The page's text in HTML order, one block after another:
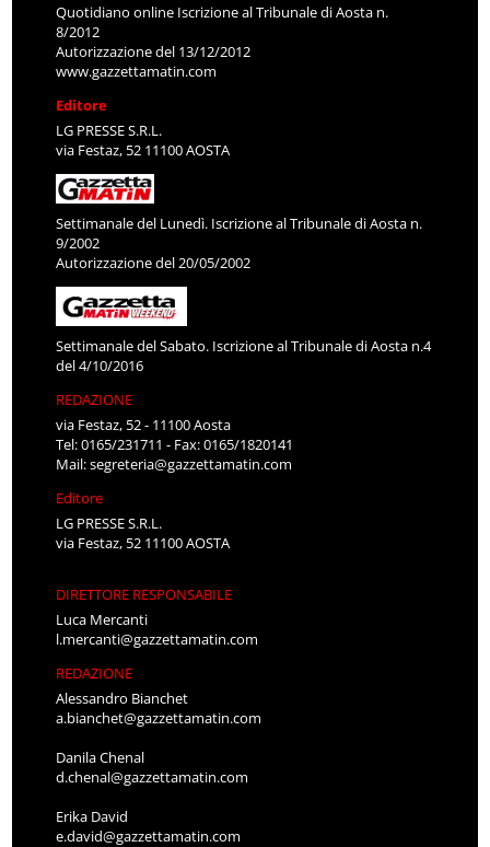
Quotidiano online Iscrizione al Tribunale di Aosta n.
8/2012
Autorizzazione del 13/12/2012
www.gazzettamatin.com
Editore
LG PRESSE S.R.L.
via Festaz, 52 11100 AOSTA
Settimanale del Lunedì. Iscrizione al Tribunale di Aosta n.
9/2002
Autorizzazione del 20/05/2002
Settimanale del Sabato. Iscrizione al Tribunale di Aosta n.4
del 4/10/2016
REDAZIONE
via Festaz, 52 - 11100 Aosta
Tel: 0165/231711 - Fax: 0165/1820141
Mail:segreteria@gazzettamatin.com
Editore
LG PRESSE S.R.L.
via Festaz, 52 11100 AOSTA
DIRETTORE RESPONSABILE
Luca Mercanti
l.mercanti@gazzettamatin.com
REDAZIONE
Alessandro Bianchet
a.bianchet@gazzettamatin.com
Danila Chenal
d.chenal@gazzettamatin.com
Erika David
e.david@gazzettamatin.com